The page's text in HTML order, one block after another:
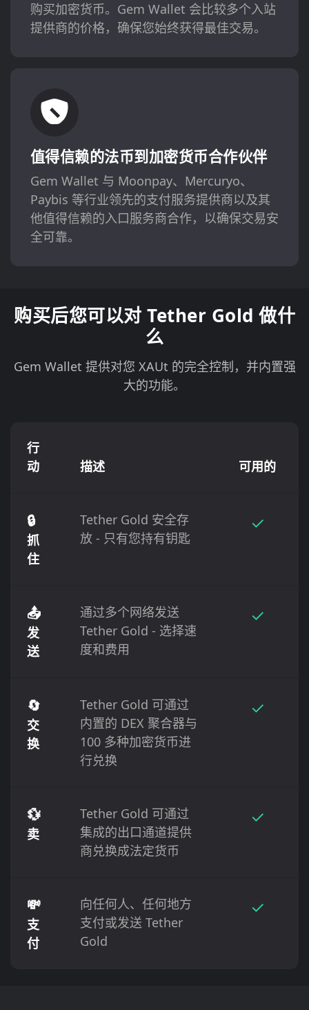
购买加密货币。Gem Wallet 会比较多个入站
提供商的价格，确保您始终获得最佳交易。
值得信赖的法币到加密货币合作伙伴
Gem Wallet 与 Moonpay、Mercuryo、
Paybis 等行业领先的支付服务提供商以及其
他值得信赖的入口服务商合作，以确保交易安
全可靠。
购买后您可以对 Tether Gold 做什
么
Gem Wallet 提供对您 XAUt 的完全控制，并内置强
大的功能。
行
动
描述 可用的
🔒
抓
住
Tether Gold 安全存
放 - 只有您持有钥匙
✓
📤
发
送
通过多个网络发送
Tether Gold - 选择速
度和费用
✓
🔄
交
换
Tether Gold 可通过
内置的 DEX 聚合器与
100 多种加密货币进
行兑换
✓
💱
卖
Tether Gold 可通过
集成的出口通道提供
商兑换成法定货币
✓
💸
支
付
向任何人、任何地方
支付或发送 Tether
Gold
✓